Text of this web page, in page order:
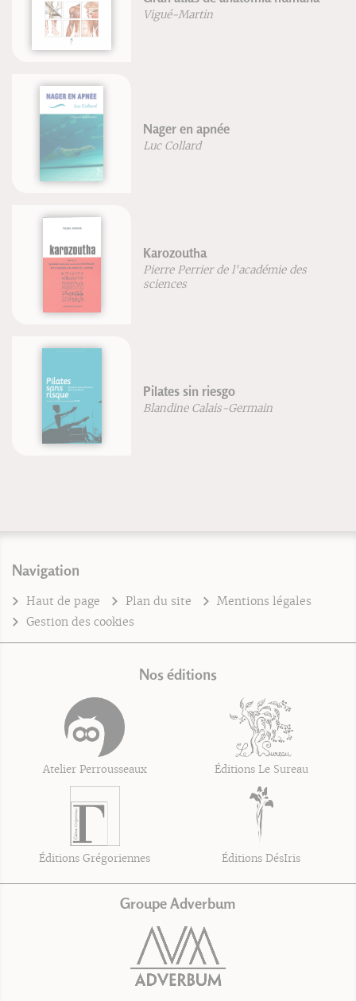
Eric Monnin
Georges Tirologos
Repenser l'équitation
Frédéric Brigaud
Joséphine Lyon
RESPIRATION
Blandine Calais-Germain
Structure de la connaissance
Jean-François Froger
Robert Lutz
Navigation
Haut de page Plan du site
Mentions légales
Gestion des cookies
Nos éditions
Atelier Perrousseaux Éditions Le Sureau
Éditions Grégoriennes Éditions DésIris
Groupe Adverbum